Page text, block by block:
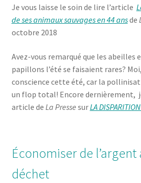
Je vous laisse le soin de lire l’article
de ses animaux sauvages en 44 ansde
octobre 2018
Avez-vous remarqué que les abeilles
papillons l’été se faisaient rares?
conscience cette été, car la
un flop total! Encore dernièrement,
article de La Presse surLA
Économiser de l’argent
déchet